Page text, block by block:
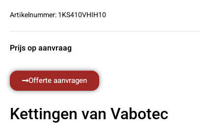
Artikelnummer:1KS410VHIH10
Prijs op aanvraag
Offerte aanvragen
Kettingen van Vabotec